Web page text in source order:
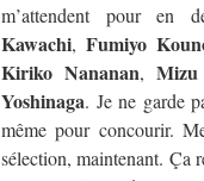
m’attendent pour en
Kawachi, Fumiyo
Kiriko Nananan, Mizu
Yoshinaga. Je ne garde
même pour concourir.
sélection, maintenant. Ça